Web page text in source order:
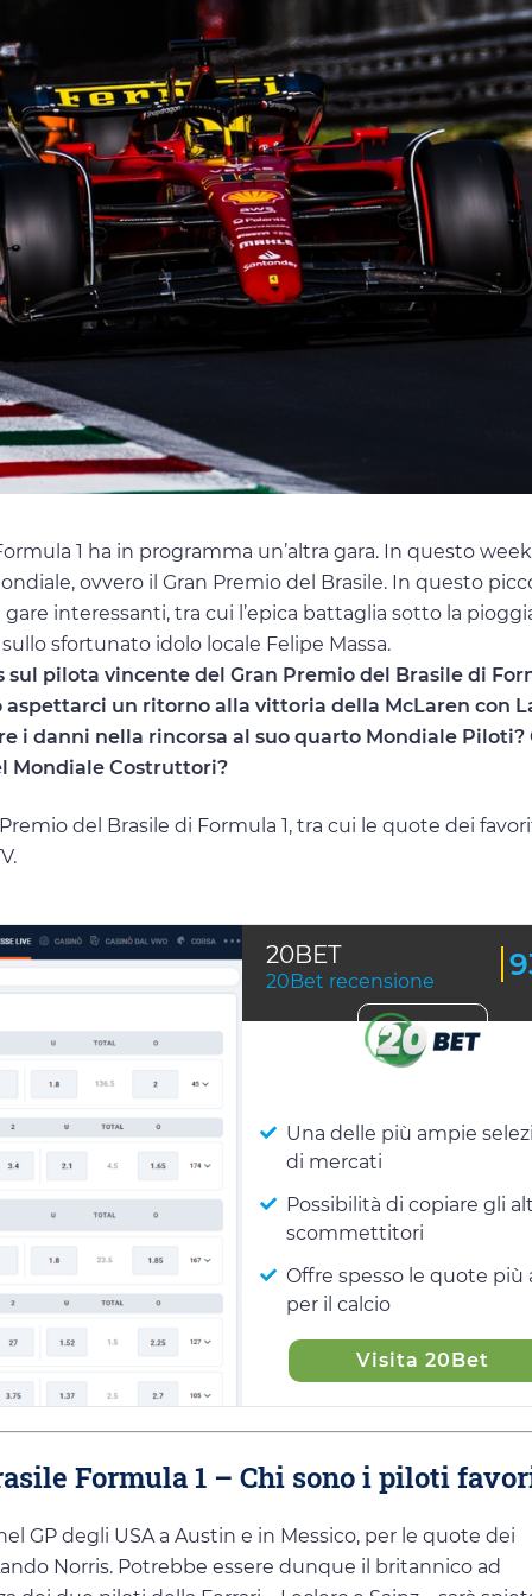
1 ha in programma un’altra gara. In questo
ovvero il Gran Premio del Brasile. In questo
interessanti, tra cui l’epica battaglia sotto la
sfortunato idolo locale Felipe Massa.
pilota vincente del Gran Premio del Brasile di
un ritorno alla vittoria della McLaren con
i danni nella rincorsa al suo quarto Mondiale Piloti?
Mondiale Costruttori?
del Brasile di Formula 1, tra cui le quote dei
20BET
20Bet recensione
Una delle più ampie
di mercati
Possibilità di copiare gli
scommettitori
Offre spesso le quote più
per il calcio
Visita 20Bet
Formula 1 – Chi sono i piloti
GP degli USA a Austin e in Messico, per le quote dei
Norris. Potrebbe essere dunque il britannico ad